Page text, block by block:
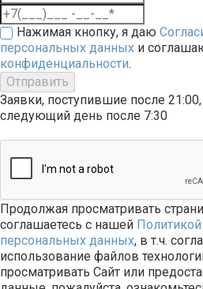
Нажимая кнопку, я даю
персональных данных и
конфиденциальности.
Отправить
Заявки, поступившие после
следующий день после 7:30
Продолжая просматривать
соглашаетесь с нашей
персональных данных, в т.ч.
использование файлов
просматривать Сайт или